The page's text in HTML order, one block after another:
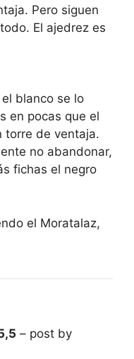
Pero siguen
El ajedrez es
blanco se lo
en pocas que el
torre de ventaja.
no abandonar,
fichas el negro
el Moratalaz,
– post by